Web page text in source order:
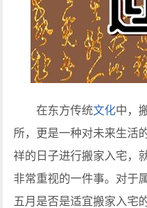
在东方传统文化中，
所，更是一种对未来生活
祥的日子进行搬家入宅，
非常重视的一件事。对于
五月是否是适宜搬家入宅